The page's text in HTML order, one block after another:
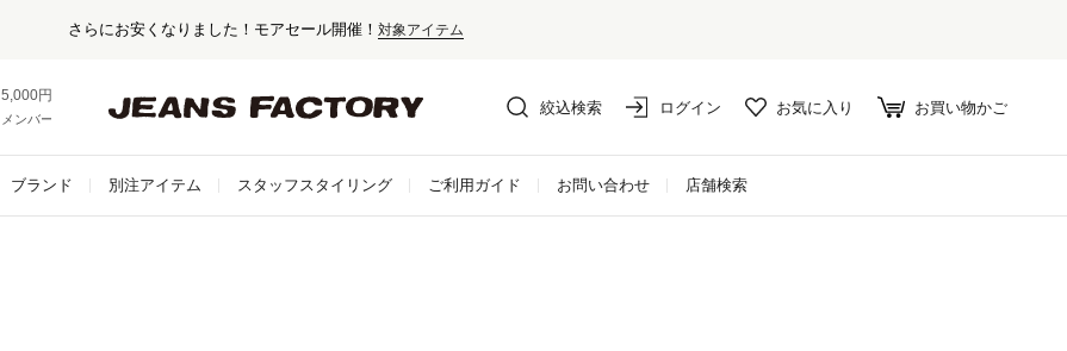
さらにお安くなりました！モアセール開催！ 対象アイテム
5,000円以上お買い上げで送料無料！
メンバー登録でお得な情報をゲット。さらに詳しく
絞込検索 ログイン お気に入り お買い物かご
ブランド 別注アイテム スタッフスタイリング ご利用ガイド お問い合わせ 店舗検索